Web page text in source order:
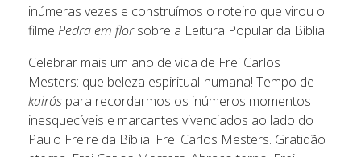
inúmeras vezes e construímos o roteiro que virou o
filme Pedra em florsobre a Leitura Popular da Bíblia.
Celebrar mais um ano de vida de Frei Carlos
Mesters: que beleza espiritual-humana! Tempo de
kairós para recordarmos os inúmeros momentos
inesquecíveis e marcantes vivenciados ao lado do
Paulo Freire da Bíblia: Frei Carlos Mesters. Gratidão